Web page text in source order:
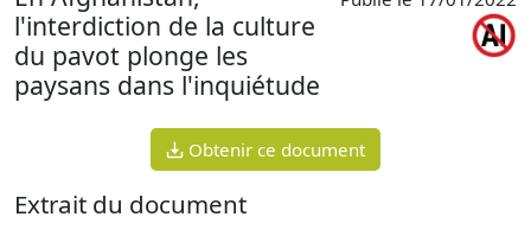
l'interdiction de la culture
du pavot plonge les
paysans dans l'inquiétude
Obtenir ce document
Extrait du document